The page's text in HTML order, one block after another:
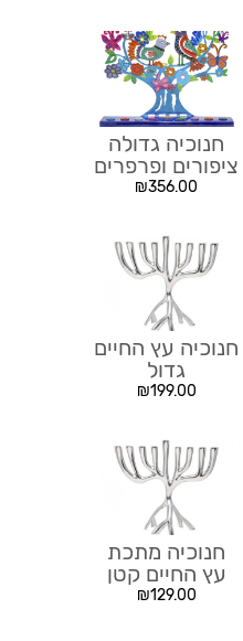
חנוכיה גדולה
ציפורים ופרפרים
₪356.00
חנוכיה עץ החיים
גדול
₪199.00
חנוכיה מתכת
עץ החיים קטן
₪129.00